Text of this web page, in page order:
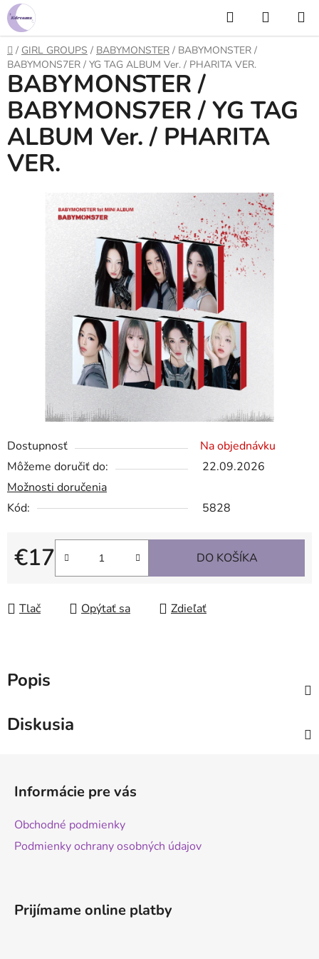
Prejsť
na
obsah
Hľadať
KOŠÍK
Domov
/ GIRL GROUPS / BABYMONSTER / BABYMONSTER /
BABYMONS7ER / YG TAG ALBUM Ver. / PHARITA VER.
Dostupnosť
Na objednávku
Môžeme doručiť do:
22.09.2026
Možnosti doručenia
Kód:
5828
€17
Jednotková cena:
DO KOŠÍKA
Tlač Opýtať sa Zdieľať
BABYMONSTER /
BABYMONS7ER / YG TAG
ALBUM Ver. / PHARITA
VER.
Popis
Diskusia
Informácie pre vás
Obchodné podmienky
Podmienky ochrany osobných údajov
Prijímame online platby